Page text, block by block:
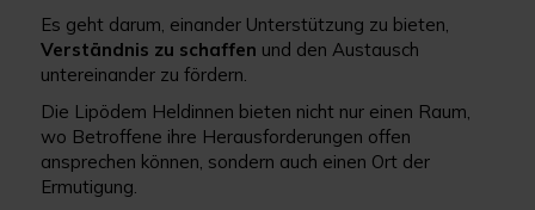
Es geht darum, einander Unterstützung zu bieten,
Verständnis zu schaffen und den Austausch
untereinander zu fördern.
Die Lipödem Heldinnen bieten nicht nur einen Raum,
wo Betroffene ihre Herausforderungen offen
ansprechen können, sondern auch einen Ort der
Ermutigung.